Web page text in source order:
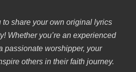
to share your own original lyrics
Whether you’re an experienced
passionate worshipper, your
others in their faith journey.